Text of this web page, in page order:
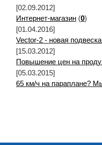
[02.09.2012]
Интернет-магазин (0)
[01.04.2016]
Vector-2 - новая
[15.03.2012]
Повышение цен на
[05.03.2015]
65 км/ч на параплане?